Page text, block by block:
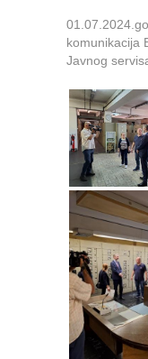
komunikacija
Javnog